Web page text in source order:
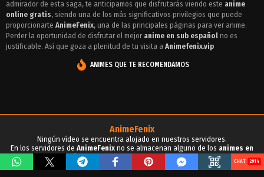
admirador de esta saga, te anticipamos que disfrutarás viendo este anime
online gratis, siendo una de los más significativos privilegios que puede
proporcionarte AnimeFenix, una de las principales páginas para ver anime.
Perder la oportunidad de disfrutar el mejor anime en sub español no es
justificable. Así que goza a plenitud de tu visita a Animefenix.vip
ANIMES QUE TE RECOMENDAMOS
AnimeFenix
Ningún vídeo se encuentra alojado en nuestros servidores.
En los servidores de AnimeFenix no se almacenan alguno de los animes en
sub español, para tu conocimiento y demás propósitos.
2785